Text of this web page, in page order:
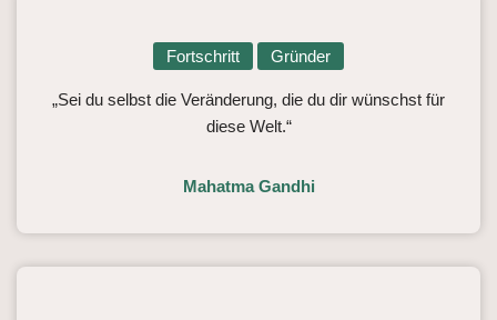
Fortschritt Gründer
„Sei du selbst die Veränderung, die du dir wünschst für
diese Welt.“
Mahatma Gandhi